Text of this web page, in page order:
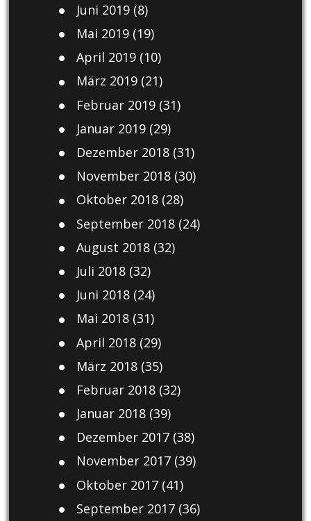
Juni 2019(8)
Mai 2019(19)
April 2019(10)
März 2019(21)
Februar 2019(31)
Januar 2019(29)
Dezember 2018(31)
November 2018(30)
Oktober 2018(28)
September 2018(24)
August 2018(32)
Juli 2018(32)
Juni 2018(24)
Mai 2018(31)
April 2018(29)
März 2018(35)
Februar 2018(32)
Januar 2018(39)
Dezember 2017(38)
November 2017(39)
Oktober 2017(41)
September 2017(36)